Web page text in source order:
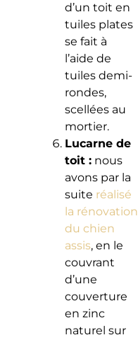
d’un toit en
tuiles plates
se fait à
l’aide de
tuiles demi-
rondes,
scellées au
mortier.
Lucarne de
toit :nous
avons par la
suite réalisé
la rénovation
du chien
assis, en le
couvrant
d’une
couverture
en zinc
naturel sur